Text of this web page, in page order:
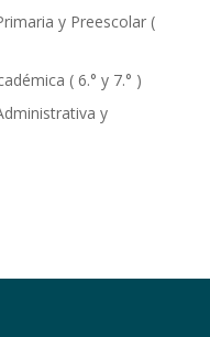
y Preescolar (
( 6.° y 7.° )
y